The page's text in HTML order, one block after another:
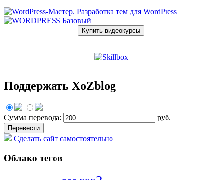
Купить видеокурсы
Поддержать XoZblog
Сумма перевода: руб.
Сделать сайт самостоятельно
Облако тегов